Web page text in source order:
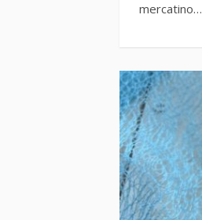
mercatino…